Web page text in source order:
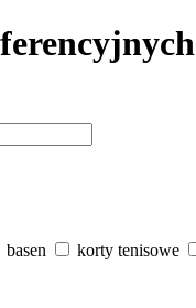
basen korty tenisowe